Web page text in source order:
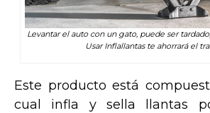
Levantar el auto con un gato, puede ser
Usar Inflallantas te ahorrará el
Este producto está
cual infla y sella llantas